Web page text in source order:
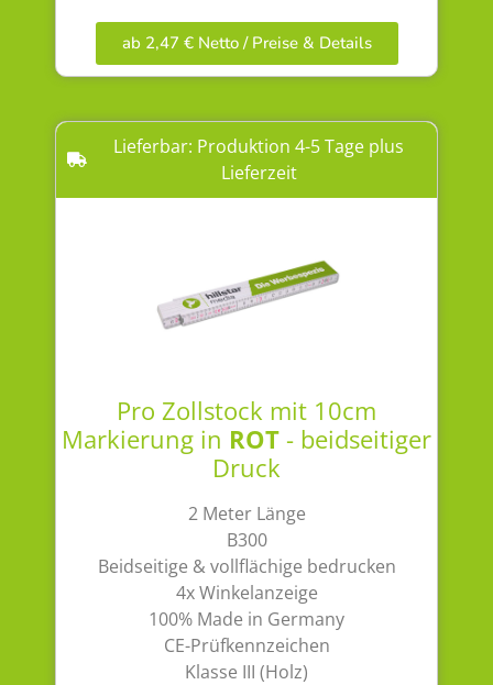
ab 2,47 € Netto / Preise & Details
Lieferbar: Produktion 4-5 Tage plus
Lieferzeit
Pro Zollstock mit 10cm
Markierung in ROT- beidseitiger
Druck
2 Meter Länge
B300
Beidseitige & vollflächige bedrucken
4x Winkelanzeige
100% Made in Germany
CE-Prüfkennzeichen
Klasse III (Holz)